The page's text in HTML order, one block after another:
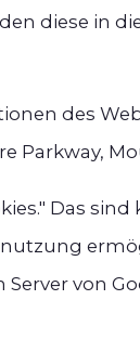
diese in
des
Parkway,
Das
Server von